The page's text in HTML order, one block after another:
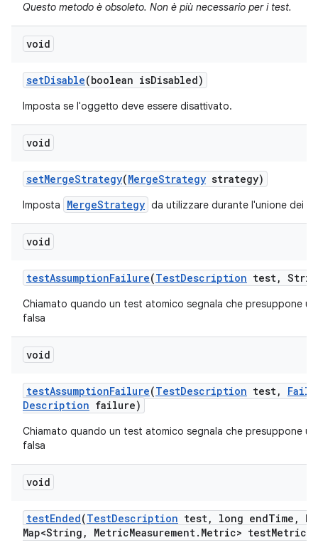
Questo metodo è obsoleto. Non è più necessario per i test.
void
setDisable(boolean isDisabled)
Imposta se l'oggetto deve essere disattivato.
void
setMergeStrategy(MergeStrategy strategy)
Imposta MergeStrategy da utilizzare durante l'unione dei
void
testAssumptionFailure(TestDescription test,
Chiamato quando un test atomico segnala che presuppone
falsa
void
testAssumptionFailure(TestDescription test,
Description failure)
Chiamato quando un test atomico segnala che presuppone
falsa
void
testEnded(TestDescription test, long endTime ,
Map<String , MetricMeasurement. Metric> testMetrics)